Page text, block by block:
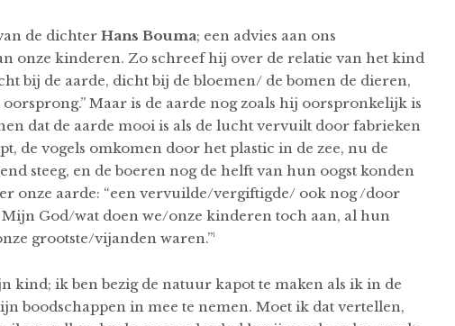
de dichter Hans Bouma; een advies aan ons
onze kinderen. Zo schreef hij over de relatie van het kind
bij de aarde, dicht bij de bloemen/ de bomen de dieren,
Maar is de aarde nog zoals hij oorspronkelijk is
dat de aarde mooi is als de lucht vervuilt door fabrieken
de vogels omkomen door het plastic in de zee, nu de
steeg, en de boeren nog de helft van hun oogst konden
onze aarde: “een vervuilde/vergiftigde/ ook nog /door
God/wat doen we/onze kinderen toch aan, al hun
grootste/vijanden waren.”¹
kind; ik ben bezig de natuur kapot te maken als ik in de
boodschappen in mee te nemen. Moet ik dat vertellen,